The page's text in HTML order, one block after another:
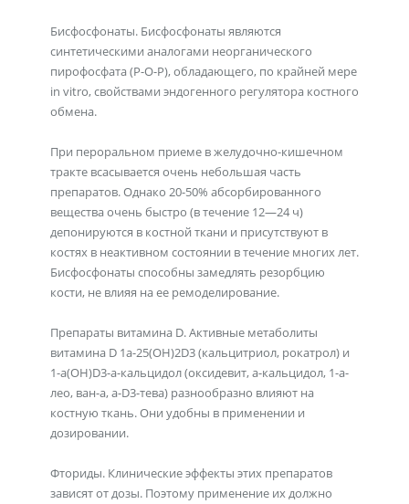
Бисфосфонаты. Бисфосфонаты являются
синтетическими аналогами неорганического
пирофосфата (Р-О-Р), обладающего, по крайней мере
in vitro, свойствами эндогенного регулятора костного
обмена.
При пероральном приеме в желудочно-кишечном
тракте всасывается очень небольшая часть
препаратов. Однако 20-50% абсорбированного
вещества очень быстро (в течение 12—24 ч)
депонируются в костной ткани и присутствуют в
костях в неактивном состоянии в течение многих лет.
Бисфосфонаты способны замедлять резорбцию
кости, не влияя на ее ремоделирование.
Препараты витамина D. Активные метаболиты
витамина D 1a-25(OH)2D3 (кальцитриол, рокатрол) и
1-a(OH)D3-a-кальцидол (оксидевит, a-кальцидол, 1-a-
лео, ван-a, a-D3-тева) разнообразно влияют на
костную ткань. Они удобны в применении и
дозировании.
Фториды. Клинические эффекты этих препаратов
зависят от дозы. Поэтому применение их должно